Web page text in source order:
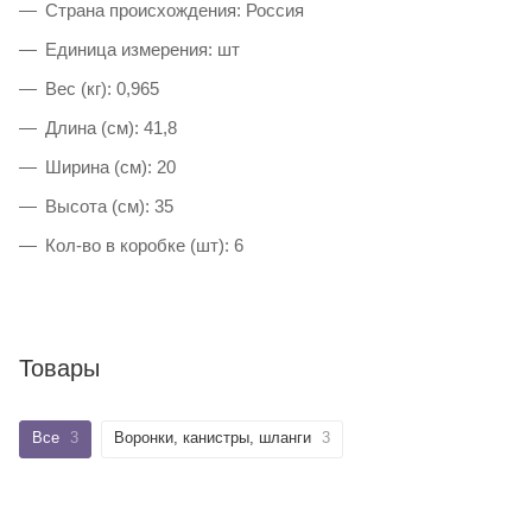
Страна происхождения: Россия
Единица измерения: шт
Вес (кг): 0,965
Длина (см): 41,8
Ширина (см): 20
Высота (см): 35
Кол-во в коробке (шт): 6
Товары
Все 3 Воронки, канистры, шланги 3